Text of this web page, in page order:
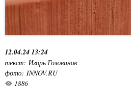
12.04.24 13:24
текст: Игорь Голованов
фото: INNOV.RU
1886